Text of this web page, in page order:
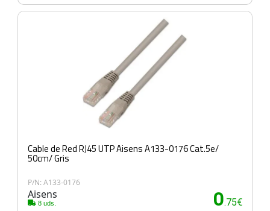
Cable de Red RJ45 UTP Aisens A133-0176 Cat.5e/
50cm/ Gris
P/N: A133-0176
Aisens
8 uds. 0.75€